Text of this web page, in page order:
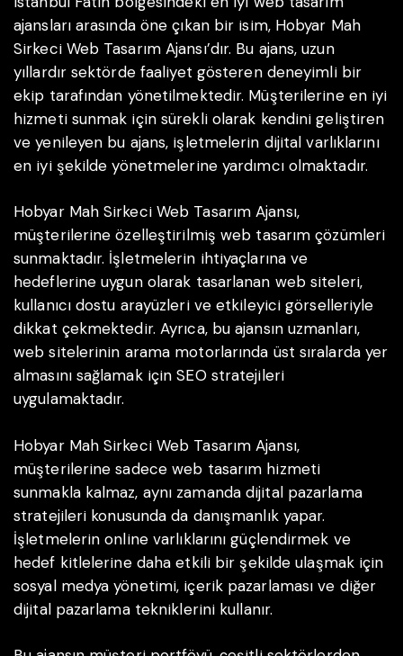
ajansları arasında öne çıkan bir isim, Hobyar Mah
Sirkeci Web Tasarım Ajansı’dır. Bu ajans, uzun
yıllardır sektörde faaliyet gösteren deneyimli bir
ekip tarafından yönetilmektedir. Müşterilerine en iyi
hizmeti sunmak için sürekli olarak kendini geliştiren
ve yenileyen bu ajans, işletmelerin dijital varlıklarını
en iyi şekilde yönetmelerine yardımcı olmaktadır.
Hobyar Mah Sirkeci Web Tasarım Ajansı,
müşterilerine özelleştirilmiş web tasarım çözümleri
sunmaktadır. İşletmelerin ihtiyaçlarına ve
hedeflerine uygun olarak tasarlanan web siteleri,
kullanıcı dostu arayüzleri ve etkileyici görselleriyle
dikkat çekmektedir. Ayrıca, bu ajansın uzmanları,
web sitelerinin arama motorlarında üst sıralarda yer
almasını sağlamak için SEO stratejileri
uygulamaktadır.
Hobyar Mah Sirkeci Web Tasarım Ajansı,
müşterilerine sadece web tasarım hizmeti
sunmakla kalmaz, aynı zamanda dijital pazarlama
stratejileri konusunda da danışmanlık yapar.
İşletmelerin online varlıklarını güçlendirmek ve
hedef kitlelerine daha etkili bir şekilde ulaşmak için
sosyal medya yönetimi, içerik pazarlaması ve diğer
dijital pazarlama tekniklerini kullanır.